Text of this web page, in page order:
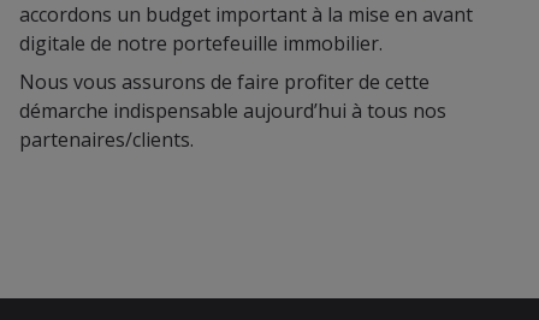
accordons un budget important à la mise en avant
digitale de notre portefeuille immobilier.
Nous vous assurons de faire profiter de cette
démarche indispensable aujourd’hui à tous nos
partenaires/clients.